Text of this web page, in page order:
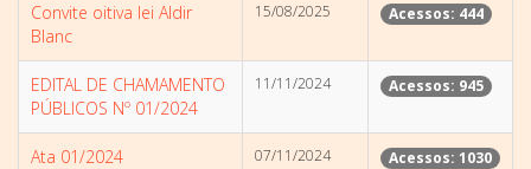
Convite oitiva lei Aldir
Blanc
15/08/2025 Acessos: 444
EDITAL DE CHAMAMENTO
PÚBLICOS Nº 01/2024
11/11/2024 Acessos: 945
Ata 01/2024 07/11/2024 Acessos: 1030